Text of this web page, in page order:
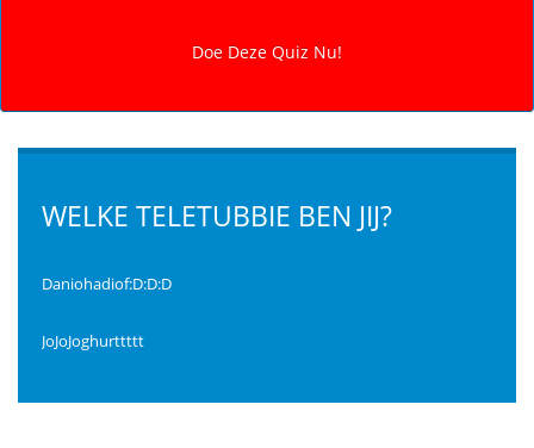
WELKE TELETUBBIE BEN JIJ?
Daniohadiof:D:D:D
JoJoJoghurttttt